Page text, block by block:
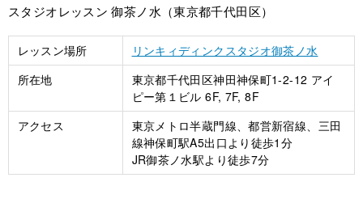
スタジオレッスン 御茶ノ水（東京都千代田区）
レッスン場所
リンキィディンクスタジオ御茶ノ水
所在地
東京都千代田区神田神保町1-2-12 アイ
ピー第１ビル 6F, 7F, 8F
アクセス
東京メトロ半蔵門線、都営新宿線、三田
線神保町駅A5出口より徒歩1分
JR御茶ノ水駅より徒歩7分